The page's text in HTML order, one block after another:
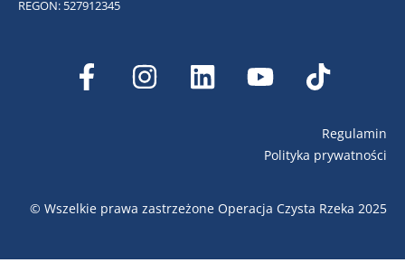
REGON: 527912345
Regulamin
Polityka prywatności
© Wszelkie prawa zastrzeżone Operacja Czysta Rzeka 2025